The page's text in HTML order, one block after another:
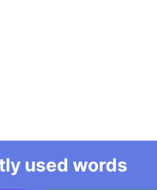
used words